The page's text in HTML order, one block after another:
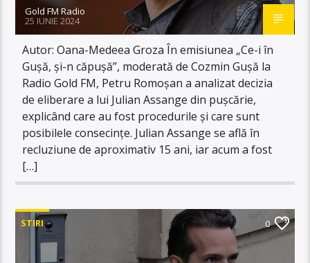
Gold FM Radio
25 IUNIE 2024
Autor: Oana-Medeea Groza În emisiunea „Ce-i în
Gușă, și-n căpușă”, moderată de Cozmin Gușă la
Radio Gold FM, Petru Romoșan a analizat decizia
de eliberare a lui Julian Assange din pușcărie,
explicând care au fost procedurile și care sunt
posibilele consecințe. Julian Assange se află în
recluziune de aproximativ 15 ani, iar acum a fost
[…]
STIRI 0